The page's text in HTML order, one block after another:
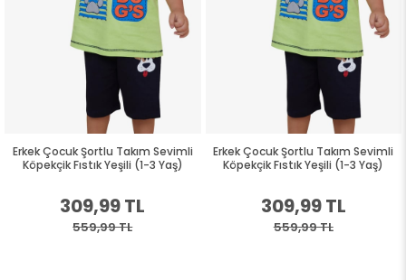
Erkek Çocuk Şortlu Takım Sevimli
Köpekçik Fıstık Yeşili (1-3 Yaş)
309,99 TL
559,99 TL
Erkek Çocuk Şortlu Takım Sevimli
Köpekçik Fıstık Yeşili (1-3 Yaş)
309,99 TL
559,99 TL